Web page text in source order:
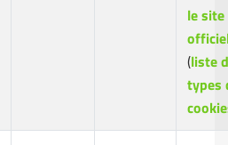
le site
(liste
types